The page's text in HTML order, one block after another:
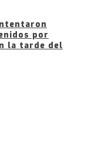
por
la tarde del